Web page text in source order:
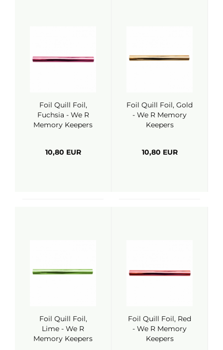
Foil Quill Foil,
Fuchsia - We R
Memory Keepers
10,80 EUR
Foil Quill Foil, Gold
- We R Memory
Keepers
10,80 EUR
Foil Quill Foil,
Lime - We R
Memory Keepers
Foil Quill Foil, Red
- We R Memory
Keepers